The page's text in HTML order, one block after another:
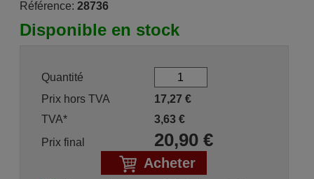
Référence: 28736
Disponible en stock
Quantité
Prix hors TVA
17,27 €
TVA*
3,63€
Prix final
20,90€
Acheter